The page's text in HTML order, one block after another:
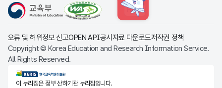
HINT
오류 및 허위정보 신고OPEN API공시자료 다운로드저작권 정책
Copyright © Korea Education and Research Information Service.
All Rights Reserved.
KERIS한국교육학술정보원
이 누리집은 정부 산하기관 누리집입니다.